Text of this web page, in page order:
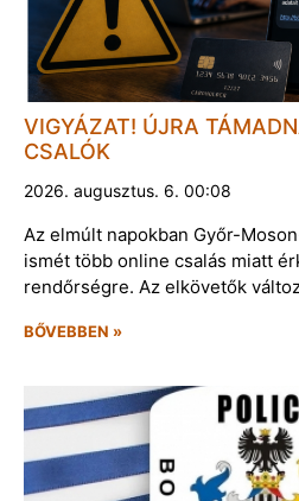
VIGYÁZAT! ÚJRA
CSALÓK
2026. augusztus. 6. 00:08
Az elmúlt napokban Győr-
ismét több online csalás miatt
rendőrségre. Az elkövetők
BŐVEBBEN »